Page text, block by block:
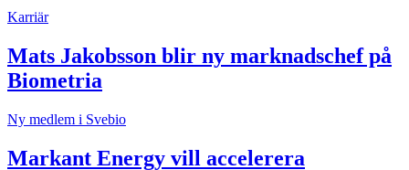
Karriär
Mats Jakobsson blir ny marknadschef på
Biometria
Ny medlem i Svebio
Markant Energy vill accelerera